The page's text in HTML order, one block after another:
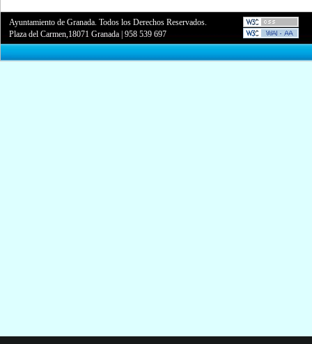
Ayuntamiento de Granada. Todos los Derechos Reservados.
Plaza del Carmen,18071 Granada |958 539 697